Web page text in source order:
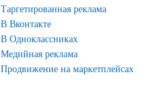
Таргетированная реклама
В Вконтакте
В Одноклассниках
Медийная реклама
Продвижение на маркетплейсах